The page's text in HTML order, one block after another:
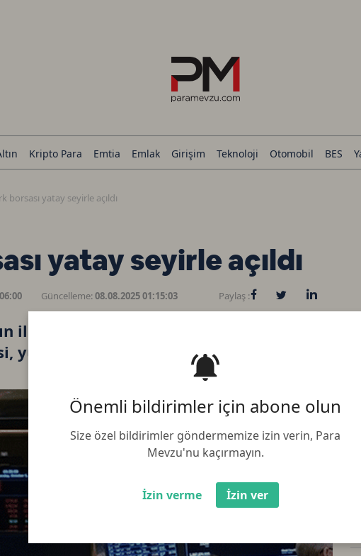
Önemli bildirimler için abone olun
Size özel bildirimler göndermemize izin verin, Para
Mevzu'nu kaçırmayın.
İzin verme İzin ver
Kripto Para Emtia Emlak Girişim Teknoloji Otomobil BES
borsası yatay seyirle açıldı
yatay seyirle açıldı
Güncelleme:08.08.2025 01:15:03 Paylaş :
ilk işlem gününe yatay seyirle başladı.
yüzde 0,05 düşüşle 33.408,54 puana